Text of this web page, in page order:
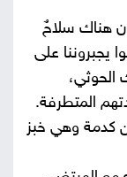
هناك سلاحٌ
يجبروننا على
الحوثي،
المتطرفة.
كدمة وهي خبز